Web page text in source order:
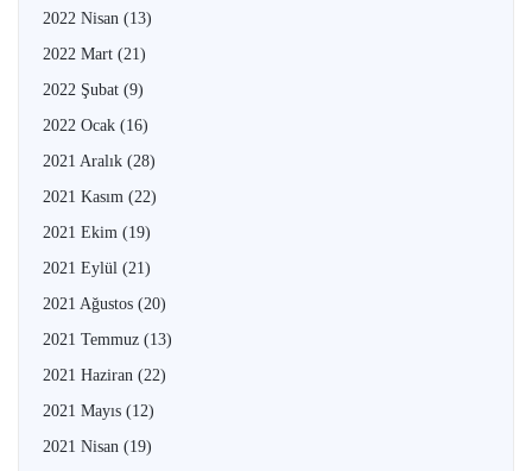
2022 Nisan (13)
2022 Mart (21)
2022 Şubat (9)
2022 Ocak (16)
2021 Aralık (28)
2021 Kasım (22)
2021 Ekim (19)
2021 Eylül (21)
2021 Ağustos (20)
2021 Temmuz (13)
2021 Haziran (22)
2021 Mayıs (12)
2021 Nisan (19)